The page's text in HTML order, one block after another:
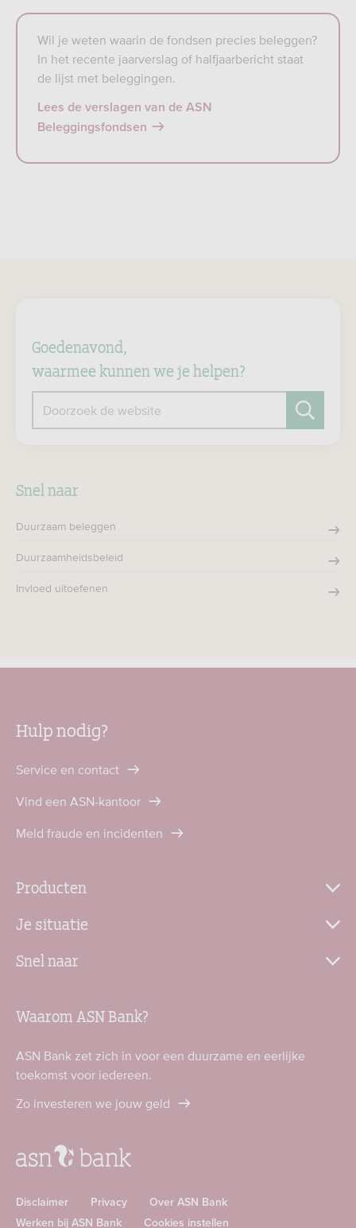
Wil je weten waarin de fondsen precies beleggen?
In het recente jaarverslag of halfjaarbericht staat
de lijst met beleggingen.
Lees de verslagen van de ASN
Beleggingsfondsen
Goedenavond,
waarmee kunnen we je helpen?
Doorzoek de website
Snel naar
Duurzaam beleggen
Duurzaamheidsbeleid
Invloed uitoefenen
Hulp nodig?
Service en contact
Vind een ASN-kantoor
Meld fraude en incidenten
Producten
Je situatie
Snel naar
Waarom ASN Bank?
ASN Bank zet zich in voor een duurzame en eerlijke
toekomst voor iedereen.
Zo investeren we jouw geld
Disclaimer Privacy
Over ASN Bank
Werken bij ASN Bank
Cookies instellen